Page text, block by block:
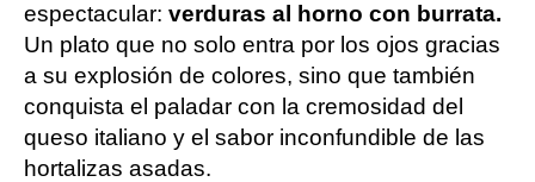
espectacular: verduras al horno con burrata.
Un plato que no solo entra por los ojos gracias
a su explosión de colores, sino que también
conquista el paladar con la cremosidad del
queso italiano y el sabor inconfundible de las
hortalizas asadas.